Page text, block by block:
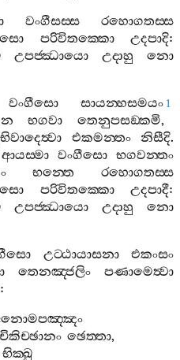
වංගීසස‍්ස
රහොගතස‍්ස
පරිවිතක‍්කො උදපාදි:
උපජ‍්ඣායො උදාහු
නො
වංගීසො සායන‍්හසමයං 1
භගවා තෙනුපසඞ‍්කමි,
එකමන‍්තං නිසීදි.
ආයස‍්මා වංගීසො භගවන‍්තං
භන‍්තෙ
රහොගතස‍්ස
පරිවිතක‍්කො උදපාදී:
උපජ‍්ඣායො උදාහු
නො
උට‍්ඨායාසනා
එකංසං
තෙනඤ‍්ජලිං
පණාමෙත්‍වා
:
ඡෙත‍්තා,
භික‍්ඛු